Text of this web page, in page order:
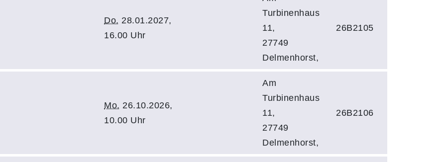
Do. 28.01.2027,
16.00 Uhr
Turbinenhaus
11,
27749
Delmenhorst,
26B2105
Mo. 26.10.2026,
10.00 Uhr
Am
Turbinenhaus
11,
27749
Delmenhorst,
26B2106